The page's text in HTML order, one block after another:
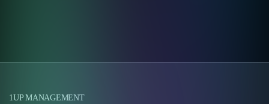
1UP MANAGEMENT